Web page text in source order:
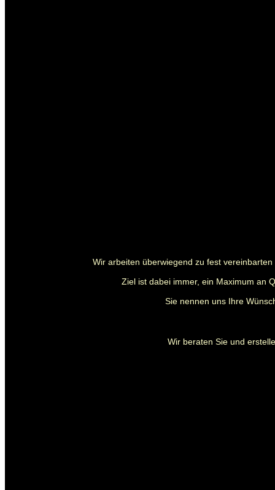
Wir arbeiten überwiegend zu fest
Ziel ist dabei immer, ein Maximum an
Sie nennen uns Ihre
Wir beraten Sie und